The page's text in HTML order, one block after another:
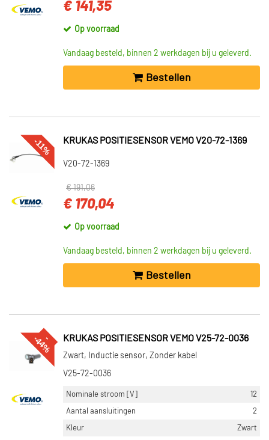
€ 141,35
Op voorraad
Vandaag besteld, binnen 2 werkdagen bij u geleverd.
Bestellen
-11% KRUKAS POSITIESENSOR VEMO V20-72-1369
V20-72-1369
€ 191,06
€ 170,04
Op voorraad
Vandaag besteld, binnen 2 werkdagen bij u geleverd.
Bestellen
--
4
4
% KRUKAS POSITIESENSOR VEMO V25-72-0036
Zwart, Inductie sensor, Zonder kabel
V25-72-0036
Nominale stroom [V]
12
Aantal aansluitingen
2
Kleur
Zwart